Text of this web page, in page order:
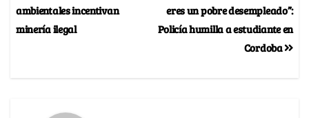
eres un pobre desempleado”:
Policía humilla a estudiante en
Cordoba
ambientales incentivan
minería ilegal